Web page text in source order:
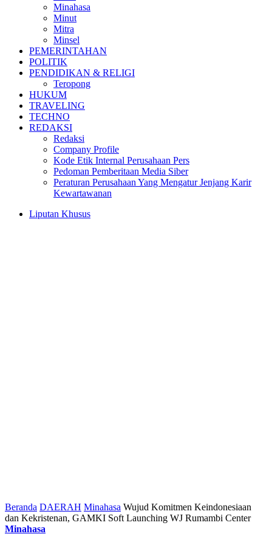
Minahasa
Minut
Mitra
Minsel
PEMERINTAHAN
POLITIK
PENDIDIKAN & RELIGI
Teropong
HUKUM
TRAVELING
TECHNO
REDAKSI
Redaksi
Company Profile
Kode Etik Internal Perusahaan Pers
Pedoman Pemberitaan Media Siber
Peraturan Perusahaan Yang Mengatur Jenjang Karir
Kewartawanan
Liputan Khusus
Beranda DAERAH Minahasa Wujud Komitmen Keindonesiaan
dan Kekristenan, GAMKI Soft Launching WJ Rumambi Center
Minahasa